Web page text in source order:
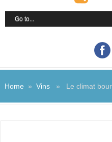
Home » Vins» Le climat